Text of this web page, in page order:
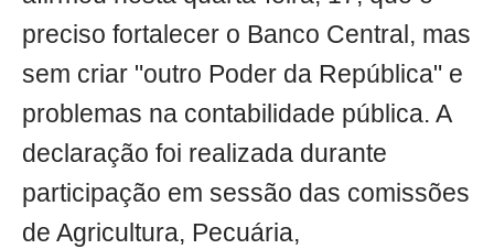
preciso fortalecer o Banco Central, mas
sem criar "outro Poder da República" e
problemas na contabilidade pública. A
declaração foi realizada durante
participação em sessão das comissões
de Agricultura, Pecuária,